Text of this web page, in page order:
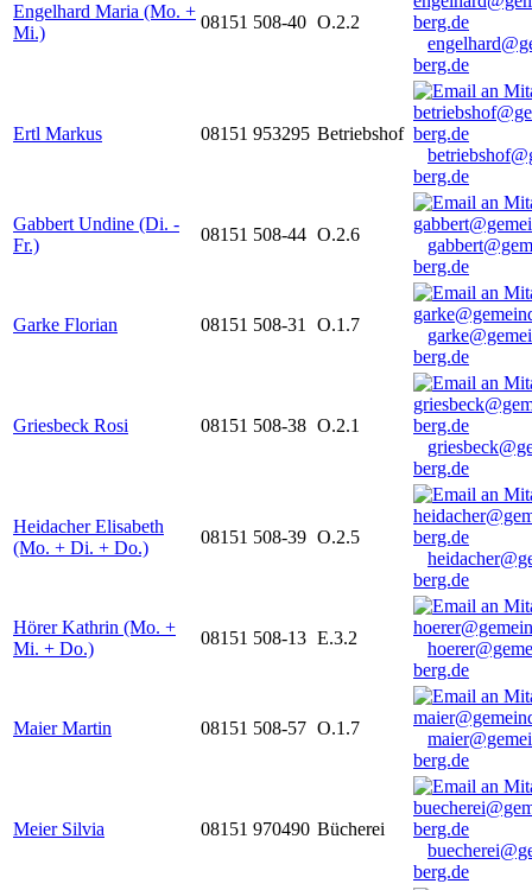
Engelhard Maria (Mo. +
Mi.)
08151 508-40 O.2.2
berg.de
Ertl Markus 08151 953295 Betriebshof
berg.de
Gabbert Undine (Di. -
Fr.)
08151 508-44 O.2.6
berg.de
Garke Florian 08151 508-31 O.1.7
berg.de
Griesbeck Rosi 08151 508-38 O.2.1
berg.de
Heidacher Elisabeth
(Mo. + Di. + Do.)
08151 508-39 O.2.5
berg.de
Hörer Kathrin (Mo. +
Mi. + Do.)
08151 508-13 E.3.2
berg.de
Maier Martin 08151 508-57 O.1.7
berg.de
Meier Silvia 08151 970490 Bücherei
berg.de